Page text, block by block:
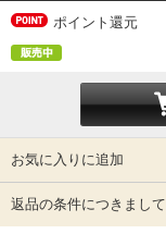
ポイント還元
お気に入りに追加
返品の条件につきまして